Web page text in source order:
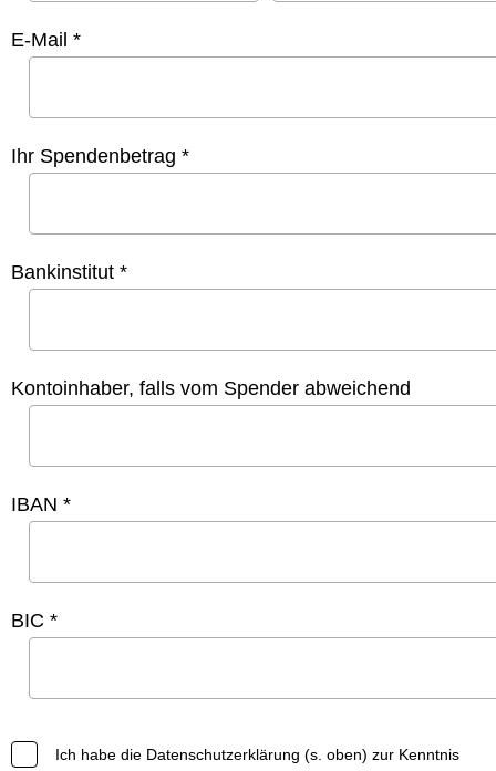
E-Mail *
Ihr Spendenbetrag *
Bankinstitut *
Kontoinhaber, falls vom Spender abweichend
IBAN *
BIC *
Ich habe die Datenschutzerklärung (s. oben) zur Kenntnis